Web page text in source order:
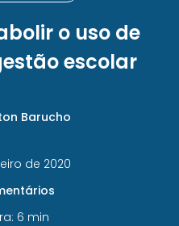
o uso de
escolar
Barucho
de 2020
6 min